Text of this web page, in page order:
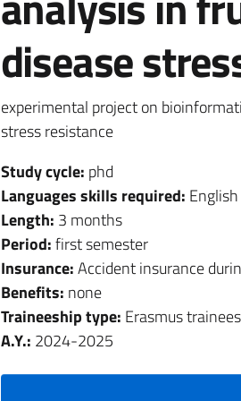
disease
experimental project on
stress resistance
Study cycle: phd
Languages skills required:
Length: 3 months
Period:first semester
Insurance:Accident insurance
Benefits: none
Traineeship type: Erasmus
A.Y.: 2024-2025